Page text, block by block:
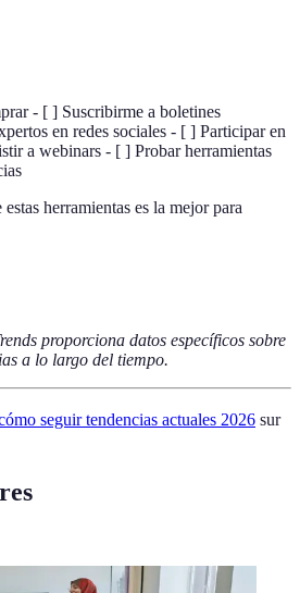
- [ ] Suscribirme a boletines
en redes sociales - [ ] Participar en
a webinars - [ ] Probar herramientas
estas herramientas es la mejor para
proporciona datos específicos sobre
a lo largo del tiempo.
seguir tendencias actuales 2026 sur